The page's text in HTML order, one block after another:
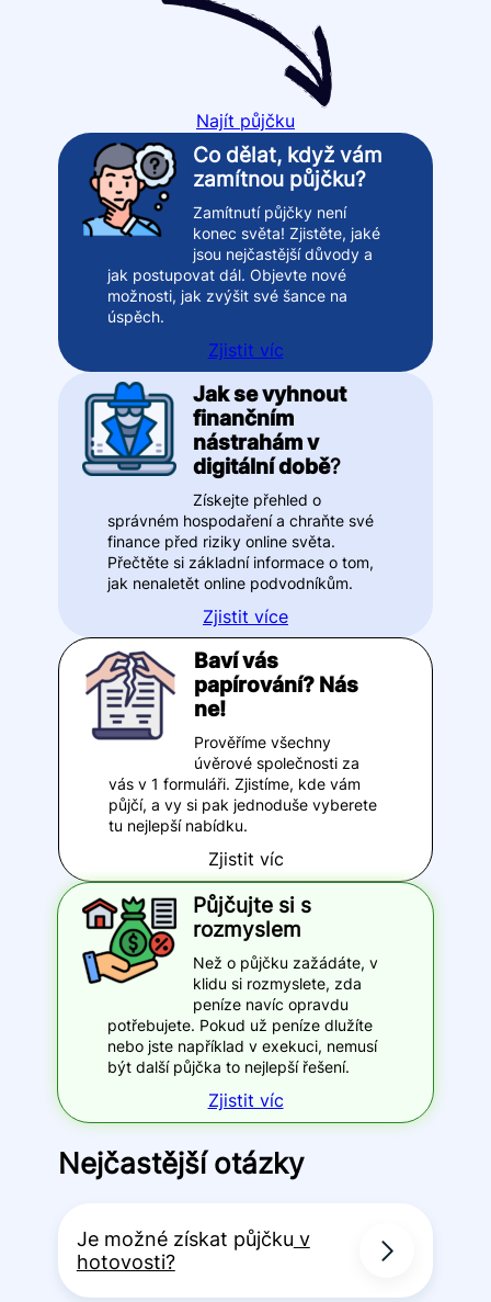
Najít půjčku
Co dělat, když vám
zamítnou půjčku?
Zamítnutí půjčky není
konec světa! Zjistěte, jaké
jsou nejčastější důvody a
jak postupovat dál. Objevte nové
možnosti, jak zvýšit své šance na
úspěch.
Zjistit víc
Jak se vyhnout
finančním
nástrahám v
digitální době?
Získejte přehled o
správném hospodaření a chraňte své
finance před riziky online světa.
Přečtěte si základní informace o tom,
jak nenaletět online podvodníkům.
Zjistit více
Baví vás
papírování? Nás
ne!
Prověříme všechny
úvěrové společnosti za
vás v 1 formuláři. Zjistíme, kde vám
půjčí, a vy si pak jednoduše vyberete
tu nejlepší nabídku.
Zjistit víc
Půjčujte si s
rozmyslem
Než o půjčku zažádáte, v
klidu si rozmyslete, zda
peníze navíc opravdu
potřebujete. Pokud už peníze dlužíte
nebo jste například v exekuci, nemusí
být další půjčka to nejlepší řešení.
Zjistit víc
Nejčastější otázky
Je možné získat půjčku v
hotovosti?